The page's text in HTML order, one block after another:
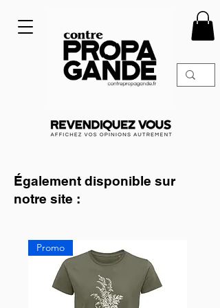
Également disponible sur
notre site :
Promo